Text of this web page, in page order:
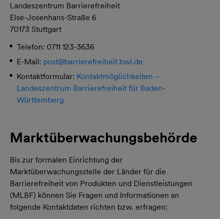
Landeszentrum Barrierefreiheit
Else-Josenhans-Straße 6
70173 Stuttgart
Telefon: 0711 123-3636
E-Mail: post@barrierefreiheit.bwl.de
Kontaktformular: Kontaktmöglichkeiten –
Landeszentrum Barrierefreiheit für Baden-
Württemberg
Marktüberwachungsbehörde
Bis zur formalen Einrichtung der
Marktüberwachungsstelle der Länder für die
Barrierefreiheit von Produkten und Dienstleistungen
(MLBF) können Sie Fragen und Informationen an
folgende Kontaktdaten richten bzw. erfragen: